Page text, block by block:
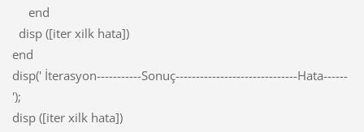
end
disp ([iter xilk hata])
end
disp(' İterasyon-----------Sonuç------------------------------Hata------
');
disp ([iter xilk hata])